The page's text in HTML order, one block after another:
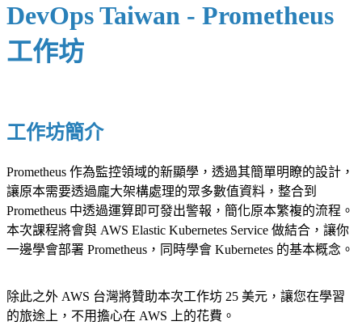
DevOps Taiwan - Prometheus
工作坊
工作坊簡介
Prometheus 作為監控領域的新顯學，透過其簡單明瞭的設計，
讓原本需要透過龐大架構處理的眾多數值資料，整合到
Prometheus 中透過運算即可發出警報，簡化原本繁複的流程。
本次課程將會與 AWS Elastic Kubernetes Service 做結合，讓你
一邊學會部署 Prometheus，同時學會 Kubernetes 的基本概念。
除此之外 AWS 台灣將贊助本次工作坊 25 美元，讓您在學習
的旅途上，不用擔心在 AWS 上的花費。